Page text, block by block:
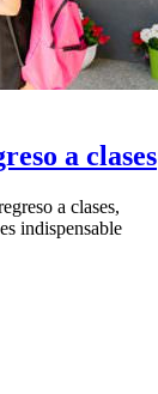
a clases
a clases,
indispensable